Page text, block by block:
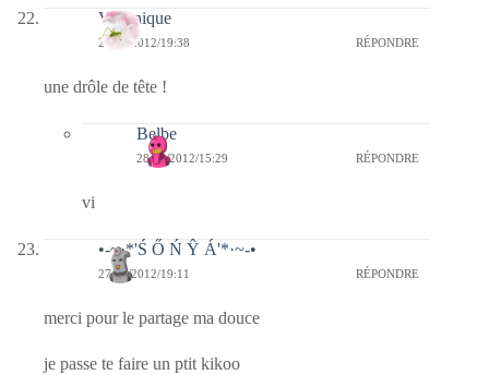
Véronique
27/01/2012/19:38 RÉPONDRE
une drôle de tête !
Belbe
28/01/2012/15:29 RÉPONDRE
vi
•-~·*'Ś Ő Ń Ŷ Á'*·~-•
27/01/2012/19:11 RÉPONDRE
merci pour le partage ma douce
je passe te faire un ptit kikoo